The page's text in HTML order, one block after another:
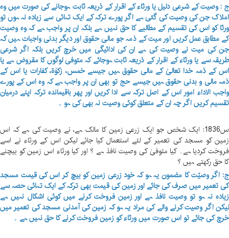
ج : وصیت کے شرعی دلیل یا ورثاء کے اقرار کے ذریعہ ثابت ہوجانے کی صورت میں وہ
املاک جن کی وصیت کی گئی ہے اگر پورے ترکہ کے ایک تہائی سے زیادہ نہ ہوں تو
ورثا کو اس کی تقسیم کے مطالبے کا حق نہیں ہے بلکہ ان پر واجب ہے کہ وہ وصیت
کے مطابق عمل کریں اور میت کے ذمہ جو مالی حقوق اور دیگر بدنی واجبات ہیں کہ
جن کی میت نے وصیت کی ہے ان کی ادائیگی میں خرچ کریں بلکہ اگر شرعی
طریقہ سے یا ورثاء کے اقرار کے ذریعہ ثابت ہوجائے کہ متوفی لوگوں کا مقروض ہے یا
اس کے ذمہ خدا تعالیٰ کے مالی حقوق ہیں جیسے خمس، زکوٰة، کفارات یا اس کے
ذمہ مالی و بدنی حقوق ہیں جیسے حج تو بھی ان پر واجب ہے کہ وہ اس کے پورے
واجب الاداء امور اس کے اصل ترکہ سے ادا کریں اور پھر باقیماندہ ترکہ اپنے درمیان
تقسیم کریں اگر چہ ان کے متعلق کوئی وصیت نہ بھی کی ہو ۔
س1836: ایک شخص جو ایک زرعی زمین کا مالک ہے، نے وصیت کی ہے کہ اس
زمین کو مسجد کی تعمیر کے لئے استعمال کیا جائے لیکن اس کے ورثاء نے اسے
فروخت کردیا ہے۔ کیا متوفیٰ کی وصیت نافذ ہے ؟ اور کیا ورثاء اس زمین کو بیچنے
کا حق رکھتے ہیں ؟
ج: اگر وصیّت کا مضمون یہ ہو کہ خود زرعی زمین کو بیچ کر اس کی قیمت مسجد
کی تعمیر میں صرف کی جائے اور زمین کی قیمت بھی ترکہ کے ایک تہائی حصہ سے
زیادہ نہ ہو تو وصیت نافذ ہے اور زمین فروخت کرنے میں کوئی اشکال نہیں ہے
لیکن اگر وصیت کرنے والے کی مراد یہ ہو کہ زمین کی آمدنی مسجد کی تعمیر میں
خرچ کی جائے تو اس صورت میں ورثاء کو زمین فروخت کرنے کا حق نہیں ہے ۔